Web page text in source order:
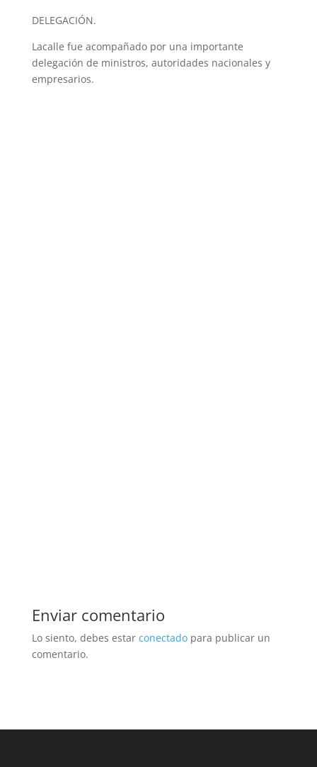
DELEGACIÓN.
Lacalle fue acompañado por una importante
delegación de ministros, autoridades nacionales y
empresarios.
Enviar comentario
Lo siento, debes estar conectadopara publicar un
comentario.